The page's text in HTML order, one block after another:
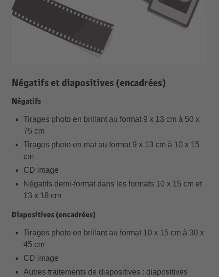
Négatifs et diapositives (encadrées)
Négatifs
Tirages photo en brillant au format 9 x 13 cm à 50 x
75 cm
Tirages photo en mat au format 9 x 13 cm à 10 x 15
cm
CD image
Négatifs demi-format dans les formats 10 x 15 cm et
13 x 18 cm
Diapositives (encadrées)
Tirages photo en brillant au format 10 x 15 cm à 30 x
45 cm
CD image
Autres traitements de diapositives : diapositives